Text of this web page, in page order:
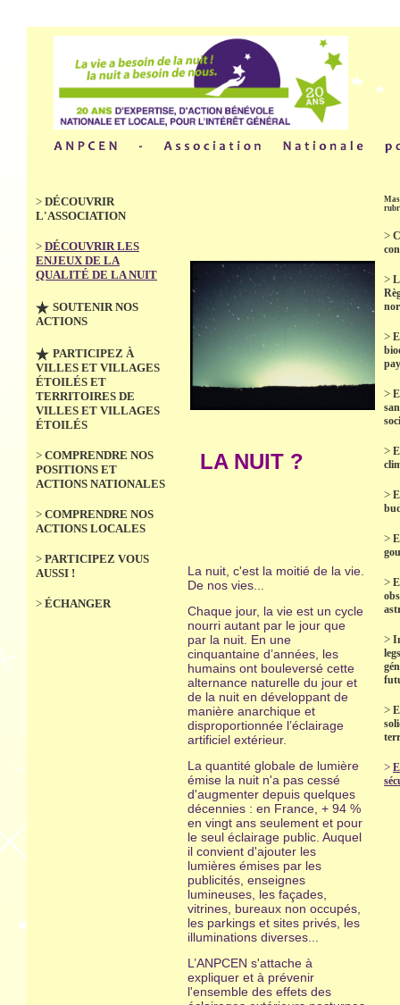
> DÉCOUVRIR
L'ASSOCIATION
> DÉCOUVRIR LES
ENJEUX DE LA
QUALITÉ DE LA NUIT
SOUTENIR NOS
ACTIONS
PARTICIPEZ À
VILLES ET VILLAGES
ÉTOILÉS ET
TERRITOIRES DE
VILLES ET VILLAGES
ÉTOILÉS
> COMPRENDRE NOS
POSITIONS ET
ACTIONS NATIONALES
> COMPRENDRE NOS
ACTIONS LOCALES
> PARTICIPEZ VOUS
AUSSI !
> ÉCHANGER
LA NUIT ?
La nuit, c'est la moitié de la vie.
De nos vies...
Chaque jour, la vie est un cycle
nourri autant par le jour que
par la nuit. En une
cinquantaine d’années, les
humains ont bouleversé cette
alternance naturelle du jour et
de la nuit en développant de
manière anarchique et
disproportionnée l’éclairage
artificiel extérieur.
La quantité globale de lumière
émise la nuit n'a pas cessé
d'augmenter depuis quelques
décennies : en France, + 94 %
en vingt ans seulement et pour
le seul éclairage public. Auquel
il convient d'ajouter les
lumières émises par les
publicités, enseignes
lumineuses, les façades,
vitrines, bureaux non occupés,
les parkings et sites privés, les
illuminations diverses...
L’ANPCEN s'attache à
expliquer et à prévenir
l'ensemble des effets des
>
>
>
>
>
>
>
>
>
>
>